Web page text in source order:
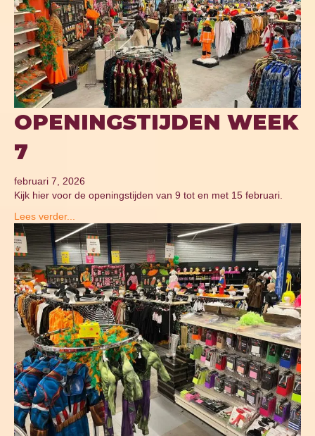
OPENINGSTIJDEN WEEK
7
februari 7, 2026
Kijk hier voor de openingstijden van 9 tot en met 15 februari.
Lees verder...